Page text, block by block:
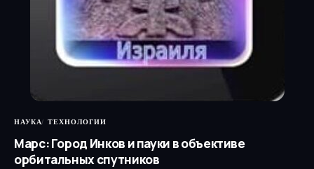
НАУКА ТЕХНОЛОГИИ
Марс: Город Инков и пауки в объективе
орбитальных спутников